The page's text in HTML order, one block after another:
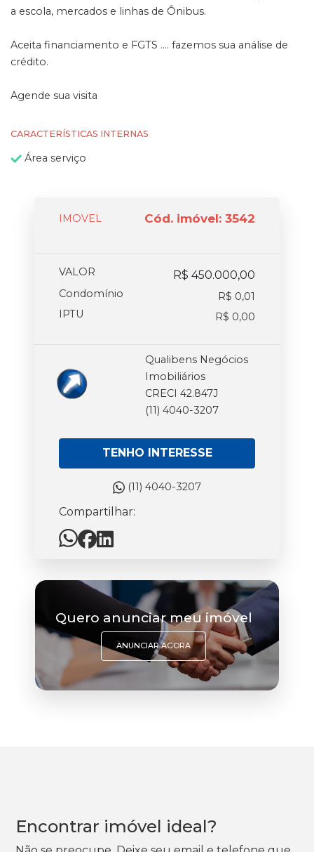
a escola, mercados e linhas de Ônibus.
Aceita financiamento e FGTS .... fazemos sua análise de
crédito.
Agende sua visita
CARACTERÍSTICAS INTERNAS
Área serviço
IMOVEL Cód. imóvel: 3542
VALOR R$ 450.000,00
Condomínio
R$ 0,01
IPTU
R$ 0,00
Qualibens Negócios
Imobiliários
CRECI 42.847J
(11) 4040-3207
TENHO INTERESSE
(11) 4040-3207
Compartilhar:
Quero anunciar meu imóvel
ANUNCIAR AGORA
Encontrar imóvel ideal?